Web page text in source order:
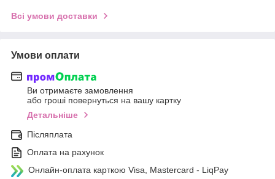
Всі умови доставки
Умови оплати
Ви отримаєте замовлення
або гроші повернуться на вашу картку
Детальніше
Післяплата
Оплата на рахунок
Онлайн-оплата карткою Visa, Mastercard - LiqPay